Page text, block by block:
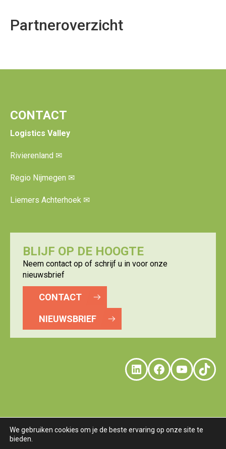
Partneroverzicht
CONTACT
Logistics Valley
Rivierenland ✉
Regio Nijmegen ✉
Liemers Achterhoek ✉
BLIJF OP DE HOOGTE
Neem contact op of schrijf u in voor onze
nieuwsbrief
CONTACT
NIEUWSBRIEF
LinkedIn
Facebook
© LOGISTICS VALLEY
We gebruiken cookies om je de beste ervaring op onze site te
bieden.